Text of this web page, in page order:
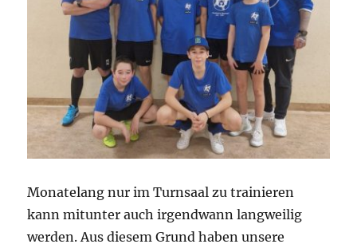
Monatelang nur im Turnsaal zu trainieren
kann mitunter auch irgendwann langweilig
werden. Aus diesem Grund haben unsere